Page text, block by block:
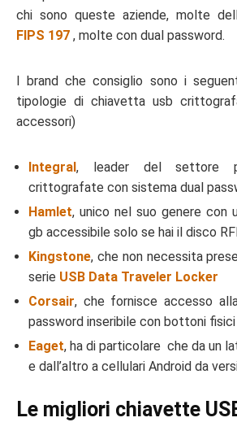
chi sono queste aziende, molte
FIPS 197 , molte con dual password.
I brand che consiglio sono i
tipologie di chiavetta usb
accessori)
Integral, leader del settore
crittografate con sistema dual
Hamlet, unico nel suo genere con
gb accessibile solo se hai il disco
Kingstone, che non necessita
serie USB Data Traveler Locker
Corsair, che fornisce accesso
password inseribile con bottoni
Eaget, ha di particolare che da un
e dall’altro a cellulari Android da
Le migliori chiavette